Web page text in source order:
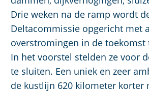
Drie weken na de ramp wordt
Deltacommissie opgericht met
overstromingen in de toekomst
In het voorstel stelden ze voor
te sluiten. Een uniek en zeer
de kustlijn 620 kilometer korter